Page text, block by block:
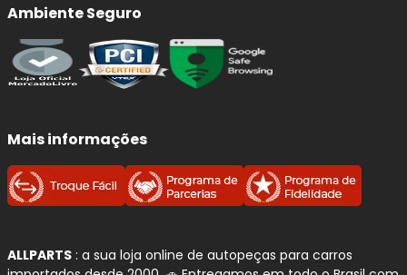
Ambiente Seguro
Mais informações
ALLPARTS : a sua loja online de autopeças para carros